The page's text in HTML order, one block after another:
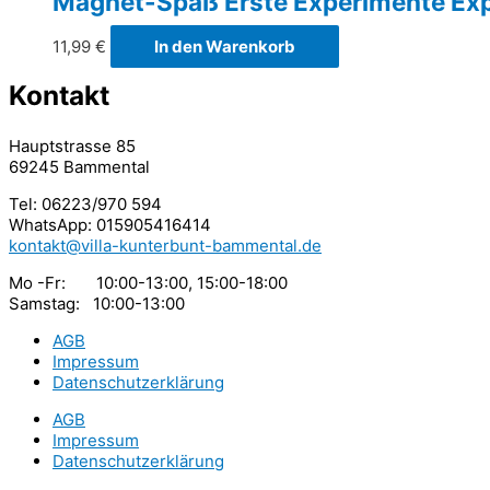
11,99 € In den Warenkorb
Kontakt
Hauptstrasse 85
69245 Bammental
Tel: 06223/970 594
WhatsApp: 015905416414
kontakt@villa-kunterbunt-bammental.de
Mo -Fr: 10:00-13:00, 15:00-18:00
Samstag: 10:00-13:00
AGB
Impressum
Datenschutzerklärung
AGB
Impressum
Datenschutzerklärung